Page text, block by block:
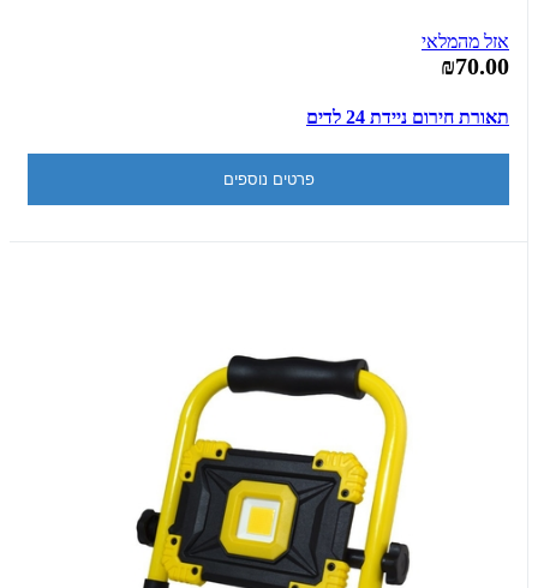
אזל מהמלאי
₪70.00
תאורת חירום ניידת 24 לדים
פרטים נוספים